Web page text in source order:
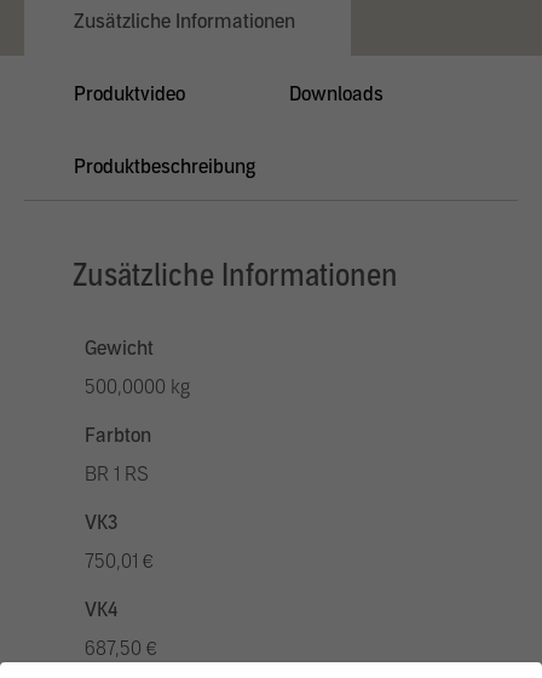
Zusätzliche Informationen
Produktvideo Downloads
Produktbeschreibung
Zusätzliche Informationen
Gewicht
500,0000 kg
Farbton
BR 1 RS
VK3
750,01 €
VK4
687,50 €